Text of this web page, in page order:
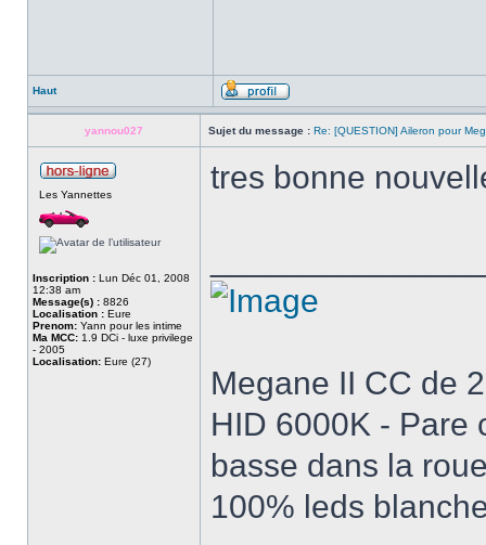
Haut
yannou027 Sujet du message : Re: [QUESTION] Aileron pour
Les Yannettes
Inscription : Lun Déc 01, 2008
12:38 am
Message(s) : 8826
Localisation : Eure
Prenom: Yann pour les intime
Ma MCC: 1.9 DCi - luxe privilege
- 2005
Localisation: Eure (27)
tres bonne
Megane II CC de
HID 6000K - Pare
basse dans la
100% leds